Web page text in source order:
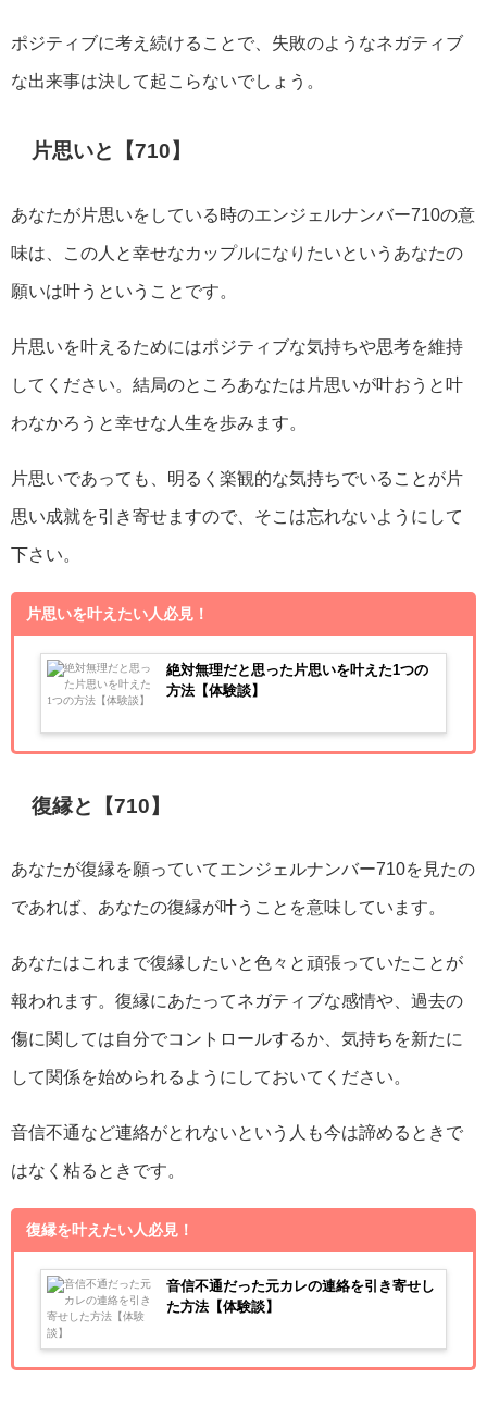
ポジティブに考え続けることで、失敗のようなネガティブ
な出来事は決して起こらないでしょう。
片思いと【710】
あなたが片思いをしている時のエンジェルナンバー710の意
味は、この人と幸せなカップルになりたいというあなたの
願いは叶うということです。
片思いを叶えるためにはポジティブな気持ちや思考を維持
してください。結局のところあなたは片思いが叶おうと叶
わなかろうと幸せな人生を歩みます。
片思いであっても、明るく楽観的な気持ちでいることが片
思い成就を引き寄せますので、そこは忘れないようにして
下さい。
片思いを叶えたい人必見！
絶対無理だと思った片思いを叶えた1つの
方法【体験談】
復縁と【710】
あなたが復縁を願っていてエンジェルナンバー710を見たの
であれば、あなたの復縁が叶うことを意味しています。
あなたはこれまで復縁したいと色々と頑張っていたことが
報われます。復縁にあたってネガティブな感情や、過去の
傷に関しては自分でコントロールするか、気持ちを新たに
して関係を始められるようにしておいてください。
音信不通など連絡がとれないという人も今は諦めるときで
はなく粘るときです。
復縁を叶えたい人必見！
音信不通だった元カレの連絡を引き寄せし
た方法【体験談】